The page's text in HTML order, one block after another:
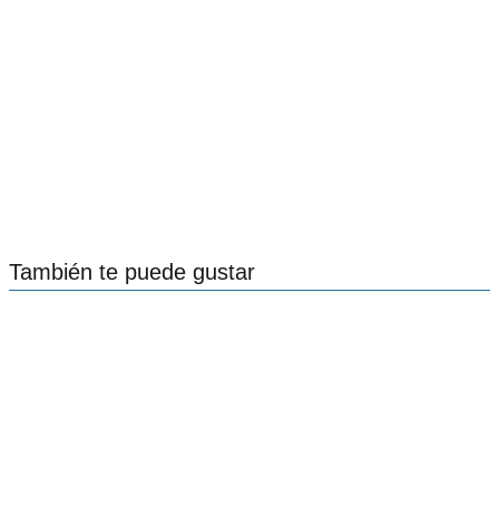
También te puede gustar